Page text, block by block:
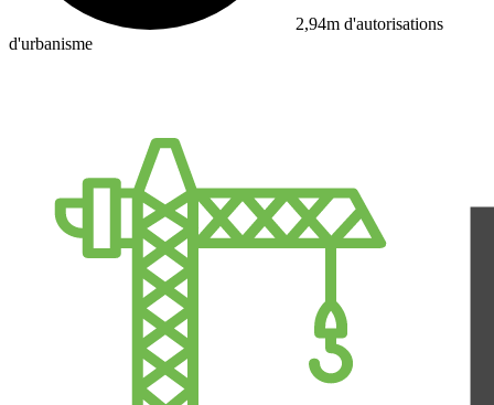
2,94m d'autorisations
d'urbanisme